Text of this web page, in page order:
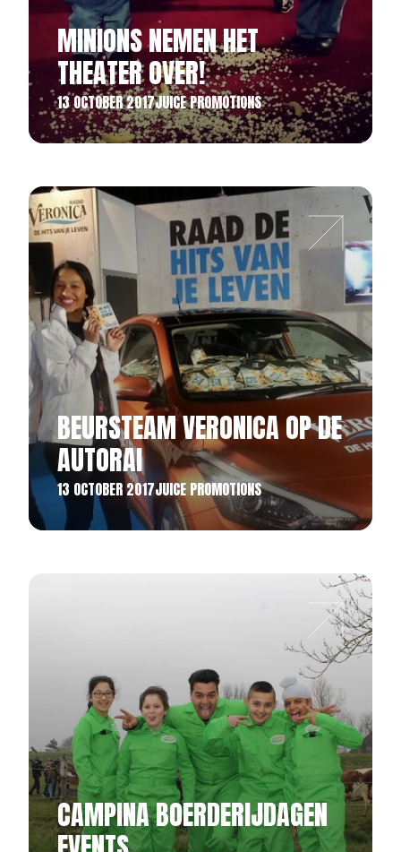
MINIONS NEMEN HET
THEATER OVER!
13 OCTOBER 2017JUICE PROMOTIONS
BEURSTEAM VERONICA OP DE
AUTORAI
13 OCTOBER 2017JUICE PROMOTIONS
CAMPINA BOERDERIJDAGEN